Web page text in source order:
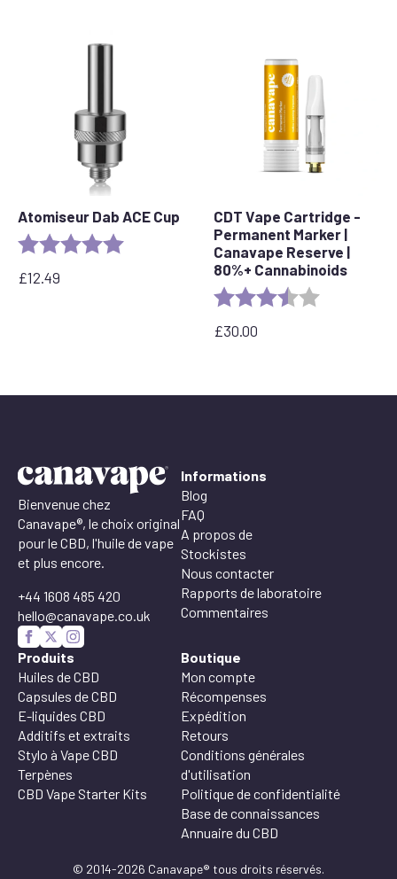
Atomiseur Dab ACE Cup
Evaluation : 5.0 sur 5 étoiles
£12.49
CDT Vape Cartridge -
Permanent Marker |
Canavape Reserve |
80%+ Cannabinoids
Evaluation : 3.7 out of 5
£30.00
Bienvenue chez
Canavape®, le choix original
pour le CBD, l'huile de vape
et plus encore.
+44 1608 485 420
hello@canavape.co.uk
Informations
Blog
FAQ
A propos de
Stockistes
Nous contacter
Rapports de laboratoire
Commentaires
Produits
Huiles de CBD
Capsules de CBD
E-liquides CBD
Additifs et extraits
Stylo à Vape CBD
Terpènes
CBD Vape Starter Kits
Boutique
Mon compte
Récompenses
Expédition
Retours
Conditions générales
d'utilisation
Politique de confidentialité
Base de connaissances
Annuaire du CBD
© 2014-2026 Canavape® tous droits réservés.